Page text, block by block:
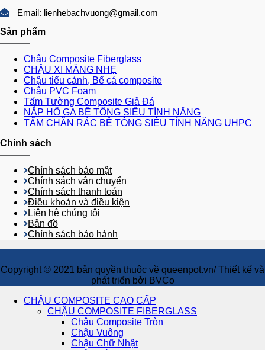
Email: lienhebachvuong@gmail.com
Sản phẩm
Chậu Composite Fiberglass
CHẬU XI MĂNG NHẸ
Chậu tiểu cảnh, Bể cá composite
Chậu PVC Foam
Tấm Tường Composite Giả Đá
NẮP HỐ GA BÊ TÔNG SIÊU TÍNH NĂNG
TẤM CHẮN RÁC BÊ TÔNG SIÊU TÍNH NĂNG UHPC
Chính sách
Chính sách bảo mật
Chính sách vận chuyển
Chính sách thanh toán
Điều khoản và điều kiện
Liên hệ chúng tôi
Bản đồ
Chính sách bảo hành
Copyright © 2021 bản quyền thuộc về queenpot.vn/ Thiết kế và
phát triển bởi BVCo
CHẬU COMPOSITE CAO CẤP
CHẬU COMPOSITE FIBERGLASS
Chậu Composite Tròn
Chậu Vuông
Chậu Chữ Nhật